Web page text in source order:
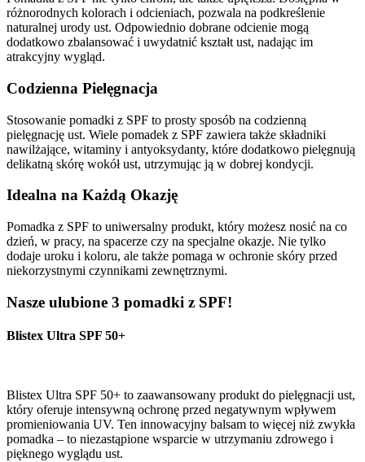
różnorodnych kolorach i odcieniach, pozwala na podkreślenie
naturalnej urody ust. Odpowiednio dobrane odcienie mogą
dodatkowo zbalansować i uwydatnić kształt ust, nadając im
atrakcyjny wygląd.
Codzienna Pielęgnacja
Stosowanie pomadki z SPF to prosty sposób na codzienną
pielęgnację ust. Wiele pomadek z SPF zawiera także składniki
nawilżające, witaminy i antyoksydanty, które dodatkowo pielęgnują
delikatną skórę wokół ust, utrzymując ją w dobrej kondycji.
Idealna na Każdą Okazję
Pomadka z SPF to uniwersalny produkt, który możesz nosić na co
dzień, w pracy, na spacerze czy na specjalne okazje. Nie tylko
dodaje uroku i koloru, ale także pomaga w ochronie skóry przed
niekorzystnymi czynnikami zewnętrznymi.
Nasze ulubione 3 pomadki z SPF!
Blistex Ultra SPF 50+
Blistex Ultra SPF 50+ to zaawansowany produkt do pielęgnacji ust,
który oferuje intensywną ochronę przed negatywnym wpływem
promieniowania UV. Ten innowacyjny balsam to więcej niż zwykła
pomadka – to niezastąpione wsparcie w utrzymaniu zdrowego i
pięknego wyglądu ust.